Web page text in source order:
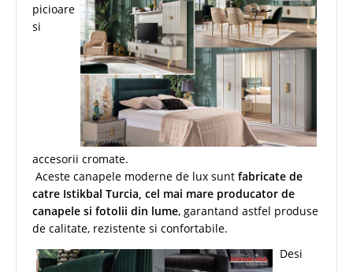
picioare
si
accesorii cromate.
Aceste canapele moderne de lux sunt fabricate de
catre Istikbal Turcia, cel mai mare producator de
canapele si fotolii din lume, garantand astfel produse
de calitate, rezistente si confortabile.
Desi